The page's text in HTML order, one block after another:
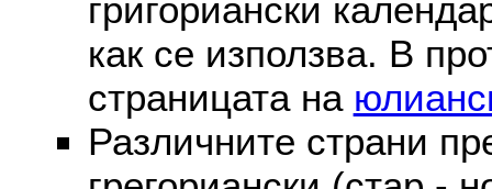
григориански
как се използва. В
страницата на
Различните страни